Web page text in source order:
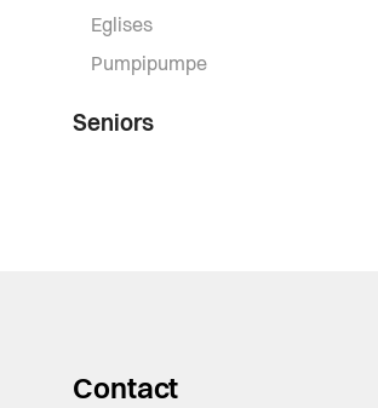
Eglises
Pumpipumpe
Seniors
Contact